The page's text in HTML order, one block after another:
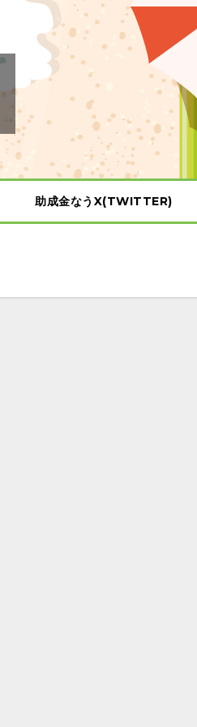
助成金なうX(TWITTER)